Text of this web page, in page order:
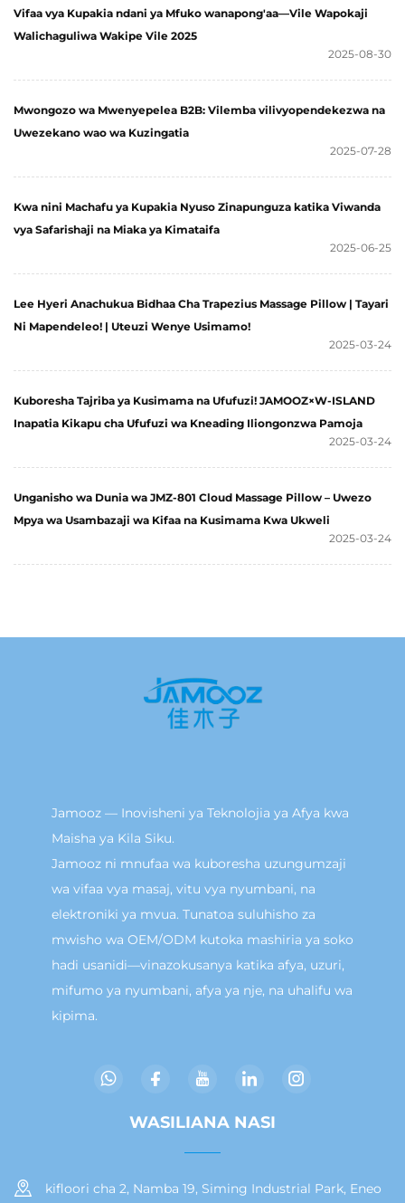
Vifaa vya Kupakia ndani ya Mfuko wanapong'aa—Vile Wapokaji
Walichaguliwa Wakipe Vile 2025
2025-08-30
Mwongozo wa Mwenyepelea B2B: Vilemba vilivyopendekezwa na
Uwezekano wao wa Kuzingatia
2025-07-28
Kwa nini Machafu ya Kupakia Nyuso Zinapunguza katika Viwanda
vya Safarishaji na Miaka ya Kimataifa
2025-06-25
Lee Hyeri Anachukua Bidhaa Cha Trapezius Massage Pillow | Tayari
Ni Mapendeleo! | Uteuzi Wenye Usimamo!
2025-03-24
Kuboresha Tajriba ya Kusimama na Ufufuzi! JAMOOZ×W-ISLAND
Inapatia Kikapu cha Ufufuzi wa Kneading Iliongonzwa Pamoja
2025-03-24
Unganisho wa Dunia wa JMZ-801 Cloud Massage Pillow – Uwezo
Mpya wa Usambazaji wa Kifaa na Kusimama Kwa Ukweli
2025-03-24
Jamooz — Inovisheni ya Teknolojia ya Afya kwa
Maisha ya Kila Siku.
Jamooz ni mnufaa wa kuboresha uzungumzaji
wa vifaa vya masaj, vitu vya nyumbani, na
elektroniki ya mvua. Tunatoa suluhisho za
mwisho wa OEM/ODM kutoka mashiria ya soko
hadi usanidi—vinazokusanya katika afya, uzuri,
mifumo ya nyumbani, afya ya nje, na uhalifu wa
kipima.
WASILIANA NASI
kifloori cha 2, Namba 19, Siming Industrial Park, Eneo